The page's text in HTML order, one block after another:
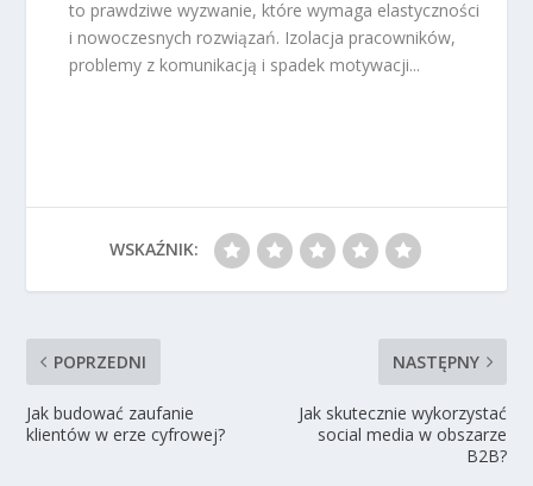
to prawdziwe wyzwanie, które wymaga elastyczności
i nowoczesnych rozwiązań. Izolacja pracowników,
problemy z komunikacją i spadek motywacji...
WSKAŹNIK:
POPRZEDNI
Jak budować zaufanie
klientów w erze cyfrowej?
NASTĘPNY
Jak skutecznie wykorzystać
social media w obszarze
B2B?